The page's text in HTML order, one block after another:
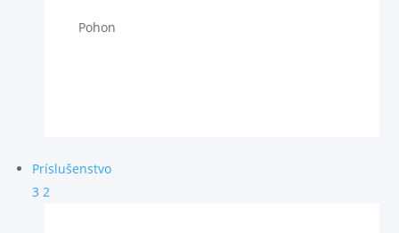
Pohon
Príslušenstvo
3 2